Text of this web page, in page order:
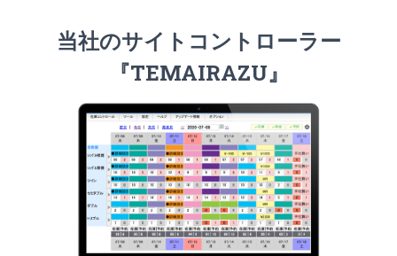
当社のサイトコントローラー
『TEMAIRAZU』